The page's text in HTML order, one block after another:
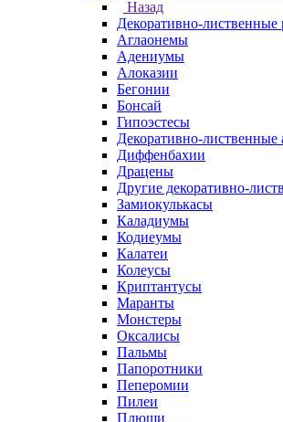
Назад
Декоративно-лиственные
Аглаонемы
Адениумы
Алоказии
Бегонии
Бонсай
Гипоэстесы
Декоративно-
Диффенбахии
Драцены
Другие декоративно-
Замиокулькасы
Каладиумы
Кодиеумы
Калатеи
Колеусы
Криптантусы
Маранты
Монстеры
Оксалисы
Пальмы
Папоротники
Пеперомии
Пилеи
Плющи